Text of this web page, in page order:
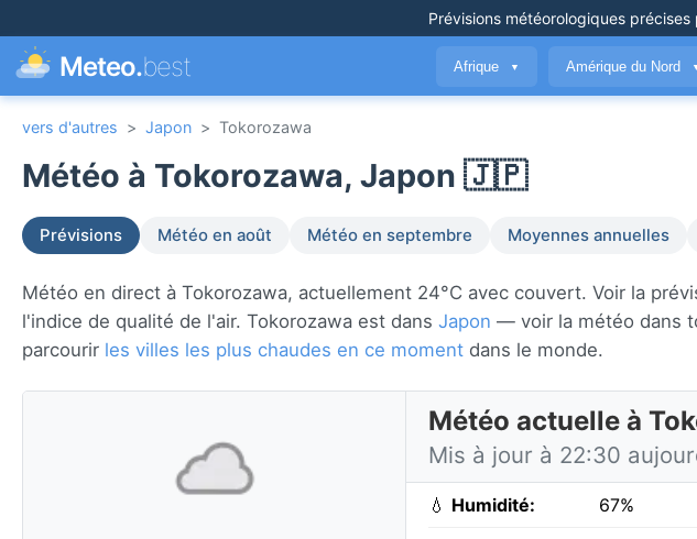
Prévisions météorologiques précises
Meteo.best Afrique ▼ Amérique du Nord
vers d'autres > Japon > Tokorozawa
Météo à Tokorozawa, Japon 🇯🇵
Prévisions Météo en août Météo en septembre Moyennes annuelles
Météo en direct à Tokorozawa, actuellement 24°C avec couvert. Voir la
l'indice de qualité de l'air. Tokorozawa est dans Japon — voir la météo dans
parcourir les villes les plus chaudes en ce moment dans le monde.
Météo actuelle à
Mis à jour à 22:30
💧 Humidité: 67%